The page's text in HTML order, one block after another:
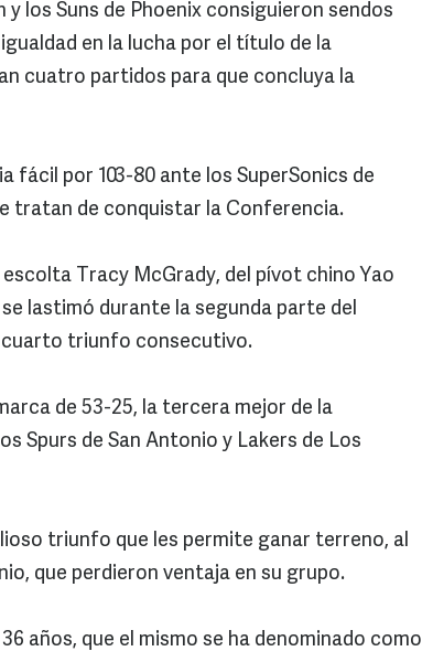
los Suns de Phoenix consiguieron sendos
en la lucha por el título de la
cuatro partidos para que concluya la
fácil por 103-80 ante los SuperSonics de
tratan de conquistar la Conferencia.
Tracy McGrady, del pívot chino Yao
lastimó durante la segunda parte del
triunfo consecutivo.
de 53-25, la tercera mejor de la
Spurs de San Antonio y Lakers de Los
triunfo que les permite ganar terreno, al
que perdieron ventaja en su grupo.
años, que el mismo se ha denominado como